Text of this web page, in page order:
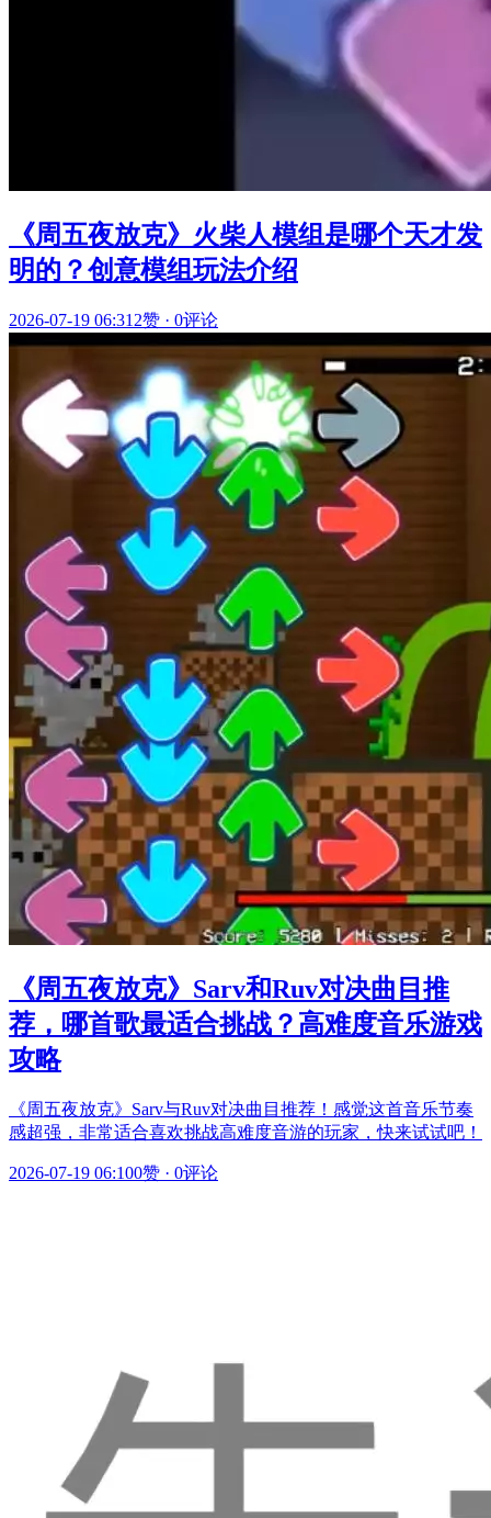
《周五夜放克》火柴人模组是哪个天才发
明的？创意模组玩法介绍
2026-07-19 06:31 2赞 · 0评论
《周五夜放克》Sarv和Ruv对决曲目推
荐，哪首歌最适合挑战？高难度音乐游戏
攻略
《周五夜放克》Sarv与Ruv对决曲目推荐！感觉这首音乐节奏
感超强，非常适合喜欢挑战高难度音游的玩家，快来试试吧！
2026-07-19 06:100赞 · 0评论